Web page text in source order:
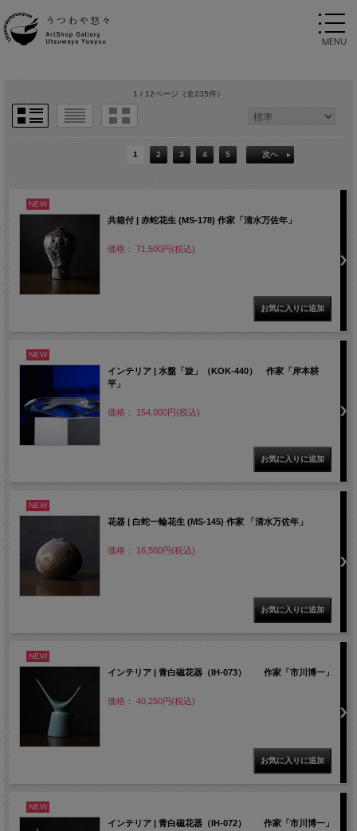
1 / 12ページ（全235件）
1 2 3 4 5 次へ
NEW
共箱付 | 赤蛇花生 (MS-178) 作家「清水万佐年」
価格： 71,500円(税込)
NEW
インテリア | 水盤「旋」（KOK-440） 作家「岸本耕
平」
価格： 154,000円(税込)
NEW
花器 | 白蛇一輪花生 (MS-145) 作家 「清水万佐年」
価格： 16,500円(税込)
NEW
インテリア | 青白磁花器（IH-073） 作家「市川博一」
価格： 40,250円(税込)
NEW
インテリア | 青白磁花器（IH-072） 作家「市川博一」